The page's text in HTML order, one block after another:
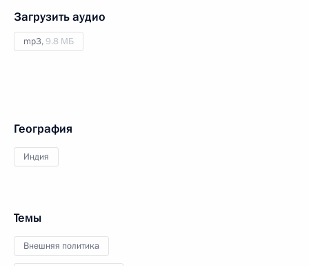
Загрузить аудио
mp3,9.8 МБ
География
Индия
Темы
Внешняя политика